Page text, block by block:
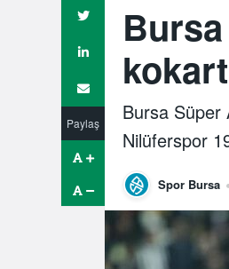
Paylaş
Bursa Süper
Nilüferspor
Spor Bursa